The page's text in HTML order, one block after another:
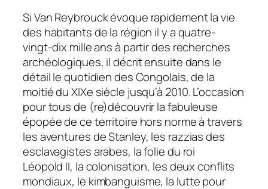
Si Van Reybrouck évoque rapidement la vie
des habitants de la région il y a quatre-
vingt-dix mille ans à partir des recherches
archéologiques, il décrit ensuite dans le
détail le quotidien des Congolais, de la
moitié du XIXe siècle jusqu’à 2010. L’occasion
pour tous de (re)découvrir la fabuleuse
épopée de ce territoire hors norme à travers
les aventures de Stanley, les razzias des
esclavagistes arabes, la folie du roi
Léopold II, la colonisation, les deux conflits
mondiaux, le kimbanguisme, la lutte pour